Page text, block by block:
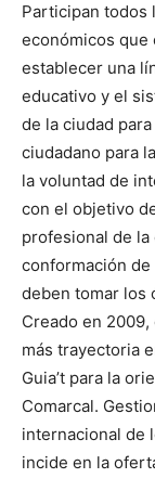
Participan todos
económicos que
establecer una
educativo y el
de la ciudad
ciudadano para
la voluntad de
con el objetivo
profesional de la
conformación
deben tomar los
Creado en
más trayectoria
Guia’t para la
Comarcal.
internacional de
incide en la